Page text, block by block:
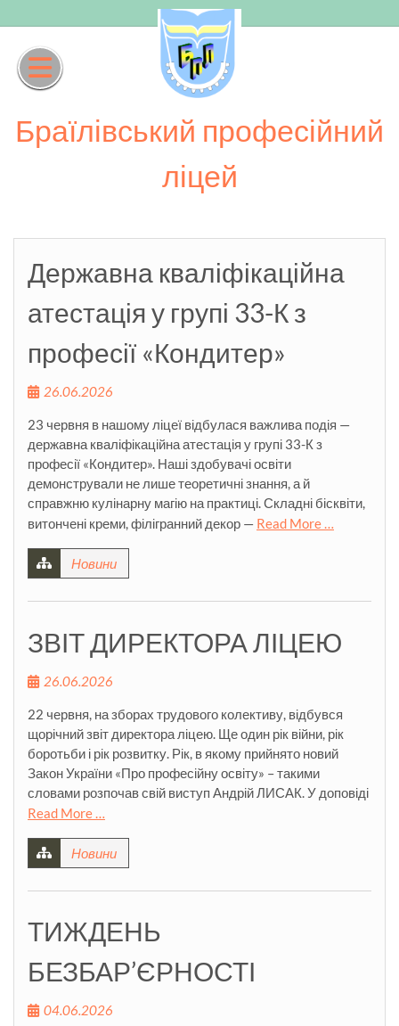
to
content
Браїлівський професійний
ліцей
Державна кваліфікаційна
атестація у групі 33-К з
професії «Кондитер»
26.06.2026
23 червня в нашому ліцеї відбулася важлива подія —
державна кваліфікаційна атестація у групі 33-К з
професії «Кондитер». Наші здобувачі освіти
демонстрували не лише теоретичні знання, а й
справжню кулінарну магію на практиці. Складні бісквіти,
витончені креми, філігранний декор — Read More …
Новини
ЗВІТ ДИРЕКТОРА ЛІЦЕЮ
26.06.2026
22 червня, на зборах трудового колективу, відбувся
щорічний звіт директора ліцею. Ще один рік війни, рік
боротьби і рік розвитку. Рік, в якому прийнято новий
Закон України «Про професійну освіту» – такими
словами розпочав свій виступ Андрій ЛИСАК. У доповіді
Read More …
Новини
ТИЖДЕНЬ
БЕЗБАР’ЄРНОСТІ
04.06.2026